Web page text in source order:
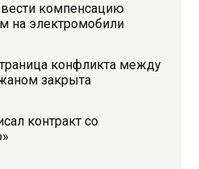
компенсацию
на электромобили
конфликта между
закрыта
контракт со